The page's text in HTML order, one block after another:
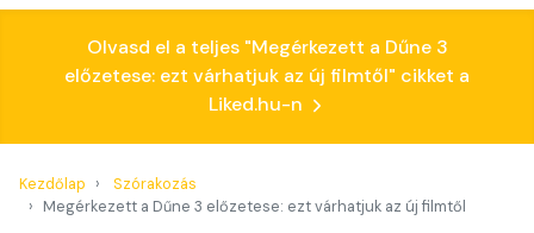
Olvasd el a teljes "Megérkezett a Dűne 3
előzetese: ezt várhatjuk az új filmtől" cikket a
Liked.hu-n
Kezdőlap
Szórakozás
Megérkezett a Dűne 3 előzetese: ezt várhatjuk az új filmtől